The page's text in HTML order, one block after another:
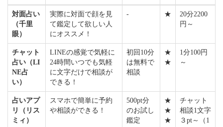
対面占い
（千里
眼）
実際に対面で顔を見
て鑑定して欲しい人
にオススメ！
- ★
20分2200
円～
チャット
占い（LI
NE占
い）
LINEの感覚で気軽に
24時間いつでも気軽
に文字だけで相談が
できる！
初回10分
は無料で
相談
★
★
1分100円
～
占いアプ
リ（リス
ミィ）
スマホで簡単に予約
や相談ができる！
500pt分
のお試し
鑑定
★
★
★
チャット
相談1文字
３pt～（1